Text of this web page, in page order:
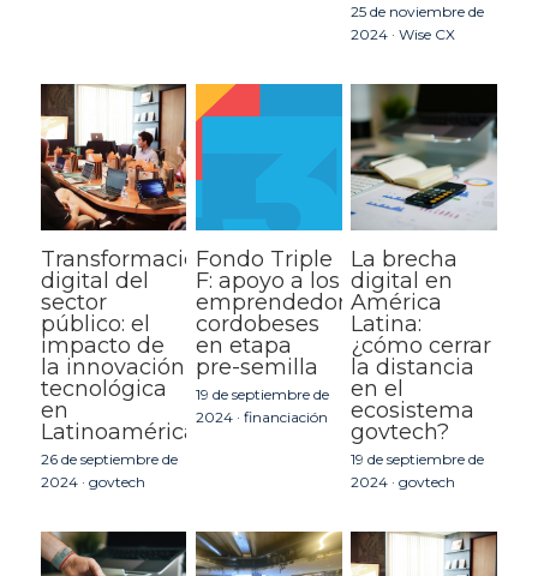
25 de noviembre de
2024 ·Wise CX
Transformación
digital del
sector
público: el
impacto de
la innovación
tecnológica
en
Latinoamérica
26 de septiembre de
2024 · govtech
Fondo Triple
F: apoyo a los
emprendedores
cordobeses
en etapa
pre-semilla
19 de septiembre de
2024 ·financiación
La brecha
digital en
América
Latina:
¿cómo cerrar
la distancia
en el
ecosistema
govtech?
19 de septiembre de
2024 ·govtech